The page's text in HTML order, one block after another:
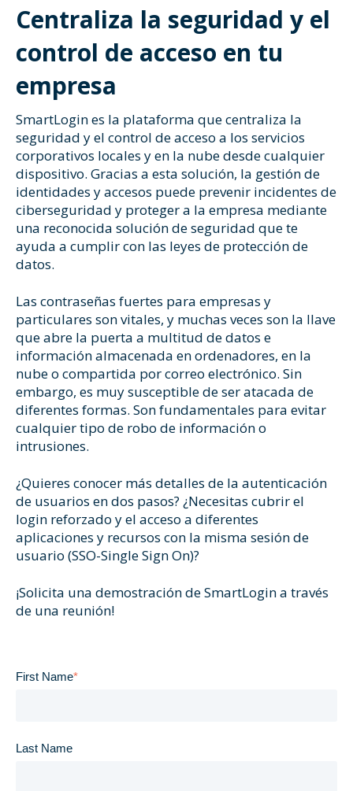
Centraliza la seguridad y el
control de acceso en tu
empresa
SmartLogines la plataforma que centraliza la
seguridad y el control de acceso a los servicios
corporativos locales y en la nube desde cualquier
dispositivo. Gracias a esta solución, la gestión de
identidades y accesos puede prevenir incidentes de
ciberseguridad y proteger a la empresa mediante
una reconocida solución de seguridad que te
ayuda a cumplir con las leyes de protección de
datos.
Las contraseñas fuertes para empresas y
particulares son vitales, y muchas veces son la llave
que abre la puerta a multitud de datos e
información almacenada en ordenadores, en la
nube o compartida por correo electrónico. Sin
embargo, es muy susceptible de ser atacada de
diferentes formas. Son fundamentales para evitar
cualquier tipo de robo de información o
intrusiones.
¿Quieres conocer más detalles de la autenticación
de usuarios en dos pasos? ¿Necesitas cubrir el
login reforzado y el acceso a diferentes
aplicaciones y recursos con la misma sesión de
usuario (SSO-Single Sign On)?
¡Solicita una demostración de SmartLogin a través
de una reunión!
First Name*
Last Name